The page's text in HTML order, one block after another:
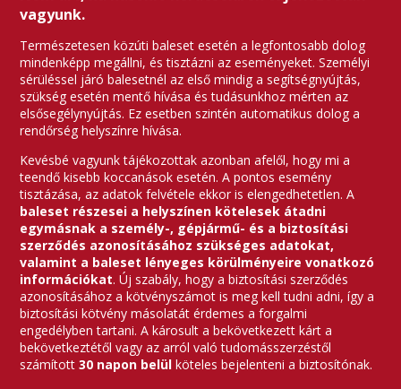
vagyunk.
Természetesen közúti baleset esetén a legfontosabb dolog
mindenképp megállni, és tisztázni az eseményeket. Személyi
sérüléssel járó balesetnél az első mindig a segítségnyújtás,
szükség esetén mentő hívása és tudásunkhoz mérten az
elsősegélynyújtás. Ez esetben szintén automatikus dolog a
rendőrség helyszínre hívása.
Kevésbé vagyunk tájékozottak azonban afelől, hogy mi a
teendő kisebb koccanások esetén. A pontos esemény
tisztázása, az adatok felvétele ekkor is elengedhetetlen. A
baleset részesei a helyszínen kötelesek átadni
egymásnak a személy-, gépjármű- és a biztosítási
szerződés azonosításához szükséges adatokat,
valamint a baleset lényeges körülményeire vonatkozó
információkat. Új szabály, hogy a biztosítási szerződés
azonosításához a kötvényszámot is meg kell tudni adni, így a
biztosítási kötvény másolatát érdemes a forgalmi
engedélyben tartani. A károsult a bekövetkezett kárt a
bekövetkeztétől vagy az arról való tudomásszerzéstől
számított30 napon belül köteles bejelenteni a biztosítónak.